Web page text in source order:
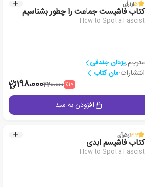
5از1رأی
کتاب فاشیست جماعت را چطور بشناسیم
How to Spot a Fascist
مترجم:یزدان جندقی
انتشارات:مان کتاب
٪10220،000198،000
افزودن به سبد
3.2از5رأی
کتاب فاشیسم ابدی
How to Spot a Fascist